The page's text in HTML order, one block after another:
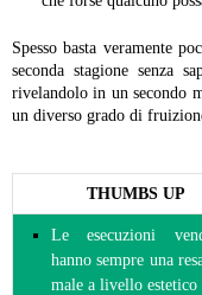
Spesso basta veramente
seconda stagione senza
rivelandolo in un secondo
un diverso grado di
THUMBS UP
Le esecuzioni
hanno sempre una
male a livello estetico